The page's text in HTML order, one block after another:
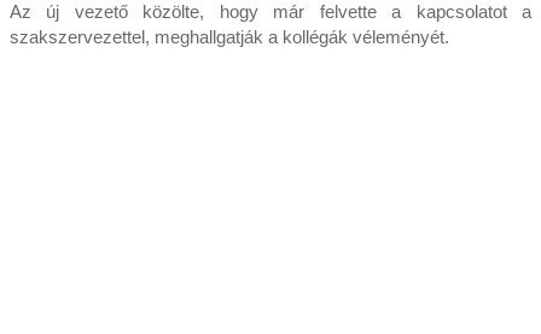
Az új vezető közölte, hogy már felvette a kapcsolatot a
szakszervezettel, meghallgatják a kollégák véleményét.